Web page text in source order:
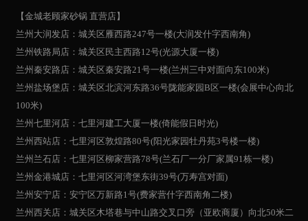
【金城老顾家砂锅 直营店】
兰州大润发店：城关区雁西路247号一楼(大润发什字西南角)
兰州铁路局店：城关区民主西路12号(光源大厦一楼)
兰州秦安路店：城关区秦安路21号一楼(兰州三中对面向东100米)
兰州盐场堡店：城关区北滨河东路36号陇能家园B区一楼(会展中心向北
100米)
兰州七里河店：七里河建工大厦一楼(倚能假日时光)
兰州西站店：七里河区敦煌路80号(阳光家园牡丹苑3号楼一楼)
兰州兰石店：七里河区柳家营路78号(兰石厂一分厂家属91栋一楼)
兰州金港城店：七里河区河湾堡东街39号(万寿宫对面)
兰州安宁店：安宁区万新路1号(费家营什字西南角二楼)
兰州西关店：城关区木塔巷与中山路交叉口旁（亚欧商厦）向北50米二